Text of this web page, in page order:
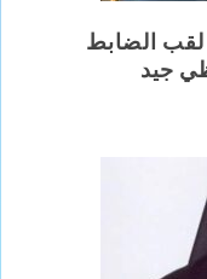
لقب الضابط
جيد